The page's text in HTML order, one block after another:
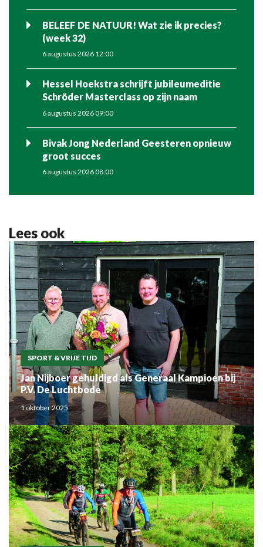
BELEEF DE NATUUR! Wat zie ik precies?
(week 32)
6 augustus 2026 12:00
Hessel Hoekstra schrijft jubileumeditie
Schröder Masterclass op zijn naam
6 augustus 2026 09:00
Bivak Jong Nederland Geesteren opnieuw
groot succes
6 augustus 2026 08:00
Lees ook
SPORT & VRIJE TIJD
Jan Nijboer gehuldigd als Generaal Kampioen bij
P.V. De Luchtbode
1 oktober 2025